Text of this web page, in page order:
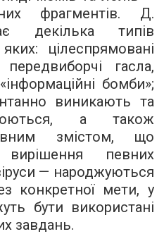
фрагментів. Д.
декілька типів
цілеспрямовані
гасла,
бомби»;
виникають та
а також
змістом, що
певних
— народжуються
конкретної мети, у
бути використані
завдань.